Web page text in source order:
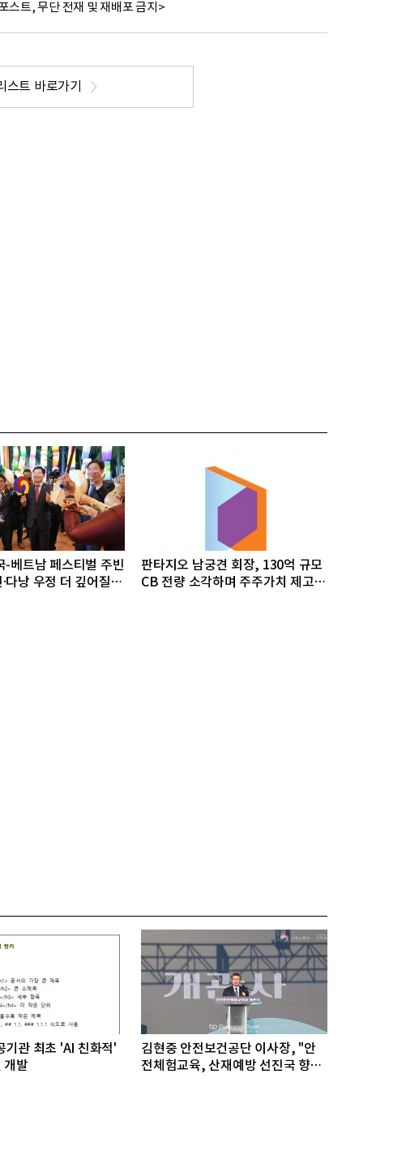
스트, 무단 전재 및 재배포 금지>
스트 바로가기
-베트남 페스티벌 주빈
다낭 우정 더 깊어질
판타지오 남궁견 회장, 130억 규모
CB 전량 소각하며 주주가치 제고
기관 최초 'AI 친화적'
개발
김현중 안전보건공단 이사장, "안
전체험교육, 산재예방 선진국 향한